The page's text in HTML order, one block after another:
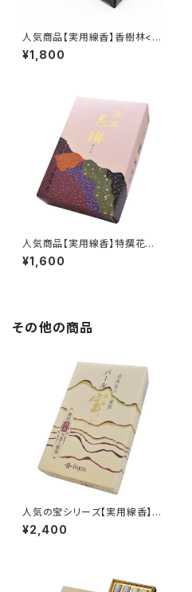
人気商品【実用線香】香樹林<煙
量：ふつう>甘く清浄な白檀の香
り 家庭用 大バラ詰 『御霊
¥1,800
人気商品【実用線香】特撰花琳<
煙量：ふつう>白檀の香り 家庭
用 大バラ詰め 『御霊前・お彼
¥1,600
その他の商品
人気の宝シリーズ【実用線香】パ
ール宝<煙量：少ない>消臭効果
あり 家庭用 大バラ詰め
¥2,400